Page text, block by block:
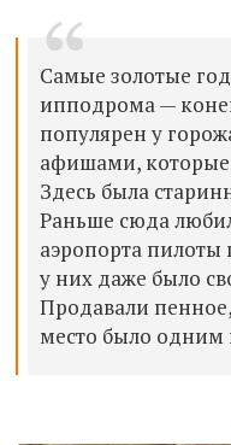
Самые золотые
ипподрома —
популярен у
афишами, которые
Здесь была
Раньше сюда
аэропорта
у них даже было
Продавали пенное,
место было одним